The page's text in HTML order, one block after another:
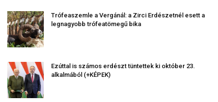
Trófeaszemle a Vergánál: a Zirci Erdészetnél esett a
legnagyobb trófeatömegű bika
Ezúttal is számos erdészt tüntettek ki október 23.
alkalmából (+KÉPEK)